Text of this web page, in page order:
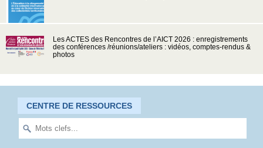
Les ACTES des Rencontres de l’AICT 2026 : enregistrements
des conférences /réunions/ateliers : vidéos, comptes-rendus &
photos
CENTRE DE RESSOURCES